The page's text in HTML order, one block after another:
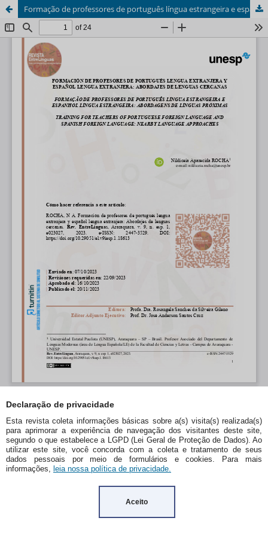
Declaração de privacidade
Esta revista coleta informações básicas sobre a(s) visita(s) realizada(s)
para aprimorar a experiência de navegação dos visitantes deste site,
segundo o que estabelece a LGPD (Lei Geral de Proteção de Dados). Ao
utilizar este site, você concorda com a coleta e tratamento de seus
dados pessoais por meio de formulários e cookies. Para mais
informações, leia nossa política de privacidade.
Aceito
Formação de professores de português língua estrangeira e espanhol língua estrangeira